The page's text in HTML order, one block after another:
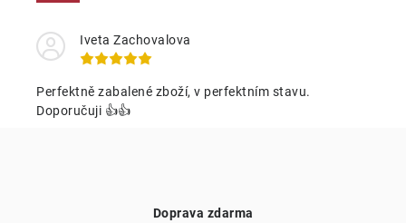
Iveta Zachovalova
Perfektně zabalené zboží, v perfektním stavu.
Doporučuji 👍👍
Doprava zdarma